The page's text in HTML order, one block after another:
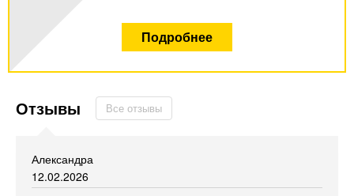
Подробнее
Отзывы Все отзывы
Александра
12.02.2026